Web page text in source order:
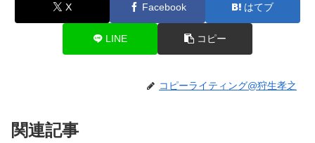
X Facebook はてブ
LINE コピー
コピーライティング@狩生孝之
関連記事